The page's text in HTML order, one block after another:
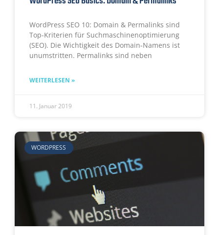
WordPress SEO 10: Domain & Permalinks sind
Top-Kriterien für Suchmaschinenoptimierung
(SEO). Die Wichtigkeit des Domain-Namens ist
unumstritten. Permalinks sind neben
WEITERLESEN »
11. Januar 2019
WORDPRESS